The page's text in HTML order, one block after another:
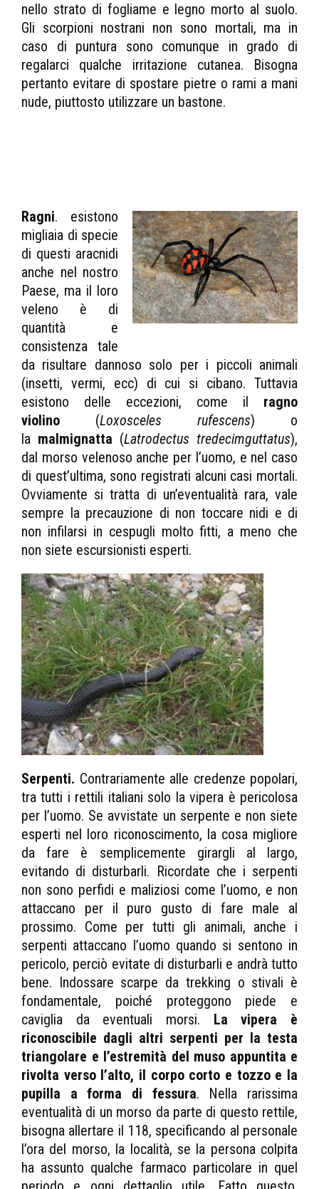
nello strato di fogliame e legno morto al suolo.
Gli scorpioni nostrani non sono mortali, ma in
caso di puntura sono comunque in grado di
regalarci qualche irritazione cutanea. Bisogna
pertanto evitare di spostare pietre o rami a mani
nude, piuttosto utilizzare un bastone.
Ragni. esistono
migliaia di specie
di questi aracnidi
anche nel nostro
Paese, ma il loro
veleno è di
quantità e
consistenza tale
da risultare dannoso solo per i piccoli animali
(insetti, vermi, ecc) di cui si cibano. Tuttavia
esistono delle eccezioni, come il ragno
violino (Loxosceles rufescens) o
la malmignatta (Latrodectus tredecimguttatus),
dal morso velenoso anche per l’uomo, e nel caso
di quest’ultima, sono registrati alcuni casi mortali.
Ovviamente si tratta di un’eventualità rara, vale
sempre la precauzione di non toccare nidi e di
non infilarsi in cespugli molto fitti, a meno che
non siete escursionisti esperti.
Serpenti. Contrariamente alle credenze popolari,
tra tutti i rettili italiani solo la vipera è pericolosa
per l’uomo. Se avvistate un serpente e non siete
esperti nel loro riconoscimento, la cosa migliore
da fare è semplicemente girargli al largo,
evitando di disturbarli. Ricordate che i serpenti
non sono perfidi e maliziosi come l’uomo, e non
attaccano per il puro gusto di fare male al
prossimo. Come per tutti gli animali, anche i
serpenti attaccano l’uomo quando si sentono in
pericolo, perciò evitate di disturbarli e andrà tutto
bene. Indossare scarpe da trekking o stivali è
fondamentale, poiché proteggono piede e
caviglia da eventuali morsi. La vipera è
riconoscibile dagli altri serpenti per la testa
triangolare e l’estremità del muso appuntita e
rivolta verso l’alto, il corpo corto e tozzo e la
pupilla a forma di fessura. Nella rarissima
eventualità di un morso da parte di questo rettile,
bisogna allertare il 118, specificando al personale
l’ora del morso, la località, se la persona colpita
ha assunto qualche farmaco particolare in quel